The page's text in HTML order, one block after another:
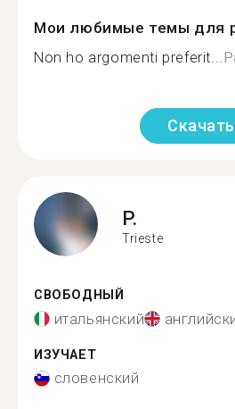
Мои любимые темы для
Non ho argomenti preferit...
P.
Trieste
СВОБОДНЫЙ
итальянский
ИЗУЧАЕТ
словенский